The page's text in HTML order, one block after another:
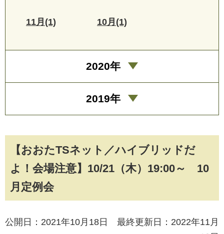
【おおたTSネット／ハイブリッドだ
よ！会場注意】10/21（木）19:00～ 10
月定例会
公開日：2021年10月18日 最終更新日：2022年11月
11月(1) 10月(1)
2020年
2019年